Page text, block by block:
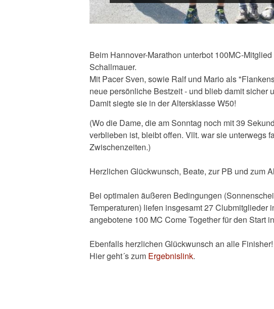
Beim Hannover-Marathon unterbot 100MC-
Schallmauer.
Mit Pacer Sven, sowie Ralf und Mario als
neue persönliche Bestzeit - und blieb damit sicher
Damit siegte sie in der Altersklasse W50!
(Wo die Dame, die am Sonntag noch mit 39
verblieben ist, bleibt offen. Vllt. war sie unterwegs
Zwischenzeiten.)
Herzlichen Glückwunsch, Beate, zur PB und zum
Bei optimalen äußeren Bedingungen
Temperaturen) liefen insgesamt 27 Clubmitglieder
angebotene 100 MC Come Together für den Start
Ebenfalls herzlichen Glückwunsch an alle Finisher!
Hier geht´s zum Ergebnislink.